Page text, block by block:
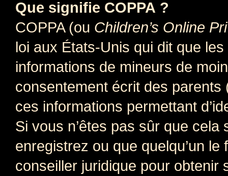
Que signifie COPPA ?
COPPA (ou Children’s Online
loi aux États-Unis qui dit que
informations de mineurs de
consentement écrit des parents
ces informations permettant
Si vous n’êtes pas sûr que
enregistrez ou que quelqu’un
conseiller juridique pour obtenir